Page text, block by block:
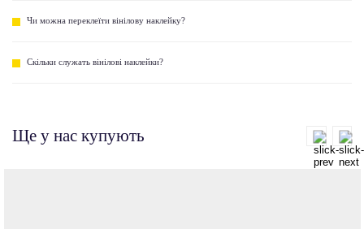
Чи можна переклеїти вінілову наклейку?
Скільки служать вінілові наклейки?
Ще у нас купують